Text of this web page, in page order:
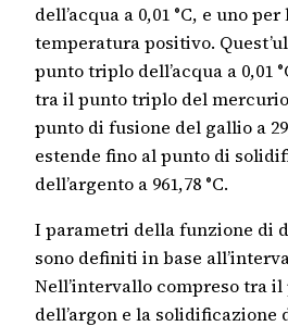
dell’acqua a 0,01 °C, e uno
temperatura positivo.
punto triplo dell’acqua a 0,01
tra il punto triplo del mercurio
punto di fusione del gallio a
estende fino al punto di
dell’argento a 961,78 °C.
I parametri della funzione di
sono definiti in base
Nell’intervallo compreso tra
dell’argon e la solidificazione